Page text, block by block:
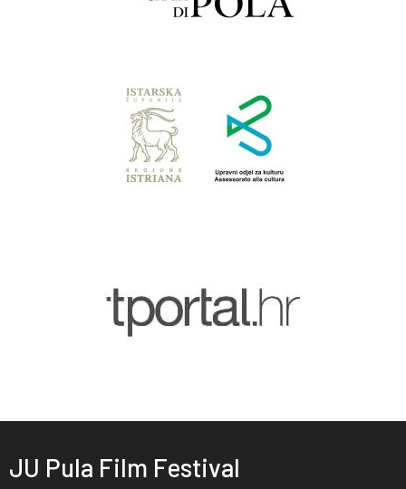
JU Pula Film Festival